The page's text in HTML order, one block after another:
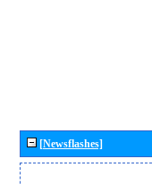
[Newsflashes]